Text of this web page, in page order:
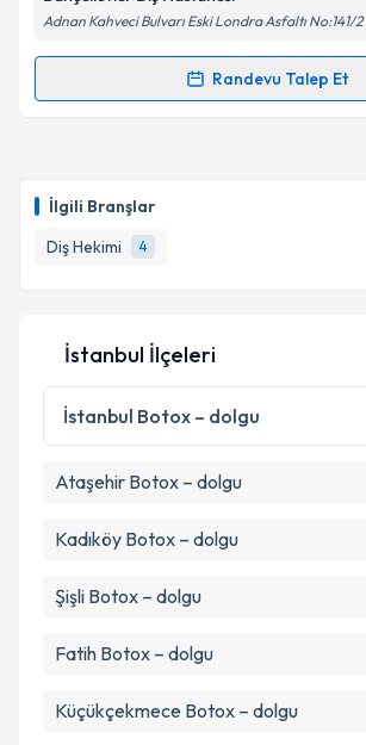
İlgili Branşlar
Diş Hekimi
4
Adnan Kahveci Bulvarı Eski Londra Asfaltı No:141/2
Randevu Talep Et
Randevu Takvimi Talebi
takvim hazırlandığında e-posta ile
E-posta Adresiniz
Kişisel verilerimin işlenmesine
Metni
'ni okudum ve kişisel
kapsamda işlenmesini kabul
İstanbul İlçeleri
İstanbul Botox – dolgu
Ataşehir Botox – dolgu
Kadıköy Botox – dolgu
Şişli Botox – dolgu
Fatih Botox – dolgu
Küçükçekmece Botox – dolgu